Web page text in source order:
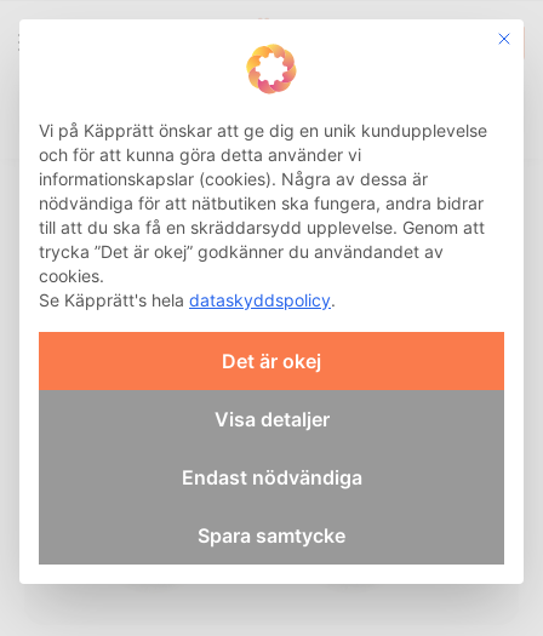
0
This
Vi på Käpprätt önskar att ge dig en unik kundupplevelse
och för att kunna göra detta använder vi
informationskapslar (cookies). Några av dessa är
nödvändiga för att nätbutiken ska fungera, andra bidrar
till att du ska få en skräddarsydd upplevelse. Genom att
trycka ”Det är okej” godkänner du användandet av
cookies.
Se Käpprätt's hela dataskyddspolicy.
Det är okej
Visa detaljer
Endast nödvändiga
Spara samtycke